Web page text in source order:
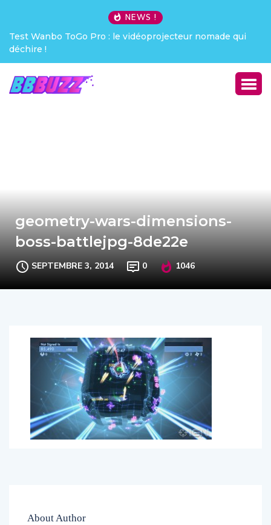
NEWS !
Test Wanbo ToGo Pro : le vidéoprojecteur nomade qui
déchire !
geometry-wars-dimensions-
boss-battlejpg-8de22e
SEPTEMBRE 3, 2014 0 1046
About Author